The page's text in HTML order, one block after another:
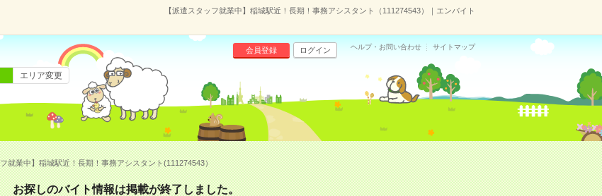
【派遣スタッフ就業中】稲城駅近！長期！事務アシスタント（111274543）｜エンバイト
会員登録 ログイン ヘルプ・お問い合わせ サイトマップ
エリア変更
就業中】稲城駅近！長期！事務アシスタント(111274543）
お探しのバイト情報は掲載が終了しました。